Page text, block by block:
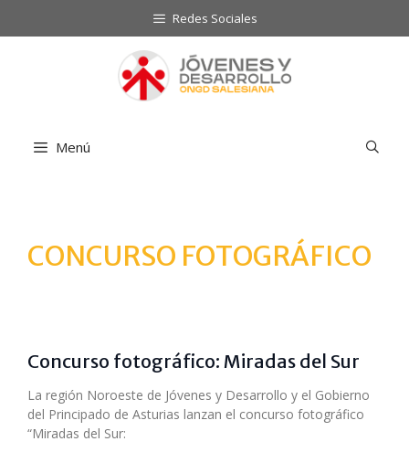
al
Redes Sociales
Menú
CONCURSO FOTOGRÁFICO
Concurso fotográfico: Miradas del Sur
La región Noroeste de Jóvenes y Desarrollo y el Gobierno
del Principado de Asturias lanzan el concurso fotográfico
“Miradas del Sur: